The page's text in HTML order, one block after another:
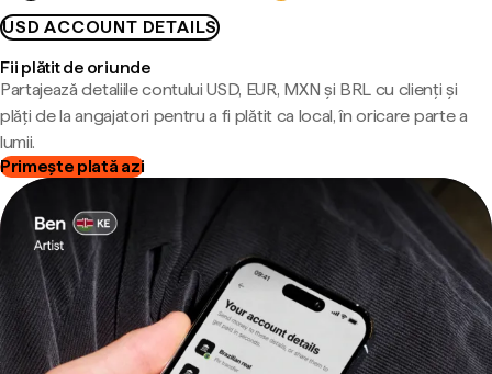
USD ACCOUNT DETAILS
Fii plătit de oriunde
Partajează detaliile contului USD, EUR, MXN și BRL cu clienți și
plăți de la angajatori pentru a fi plătit ca local, în oricare parte a
lumii.
Primește plată azi